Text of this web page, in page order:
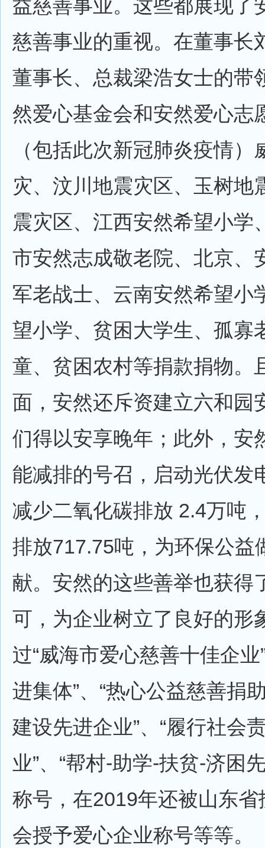
益慈善事业。这些都展现了
慈善事业的重视。在董事长
董事长、总裁梁浩女士的带
然爱心基金会和安然爱心志
（包括此次新冠肺炎疫情）
灾、汶川地震灾区、玉树地
震灾区、江西安然希望小学
市安然志成敬老院、北京、
军老战士、云南安然希望小
望小学、贫困大学生、孤寡
童、贫困农村等捐款捐物。
面，安然还斥资建立六和园
们得以安享晚年；此外，安
能减排的号召，启动光伏发
减少二氧化碳排放 2.4万吨
排放717.75吨，为环保公益
献。安然的这些善举也获得
可，为企业树立了良好的形
过“威海市爱心慈善十佳企业
进集体”、“热心公益慈善捐
建设先进企业”、“履行社会
业”、“帮村-助学-扶贫-济困
称号，在2019年还被山东
会授予爱心企业称号等等。